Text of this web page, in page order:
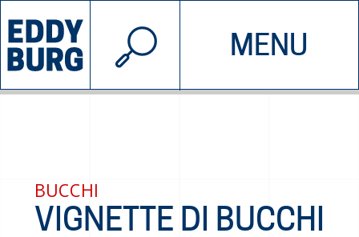
MENU
INIZIATIVE CHI SIAMO
© 2026 EDDYBURG
BUCCHI
VIGNETTE DI BUCCHI